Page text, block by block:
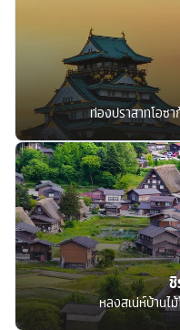
ท่องปราสาทโอซ
ชิ
หลงสเน่ห์บ้านไ